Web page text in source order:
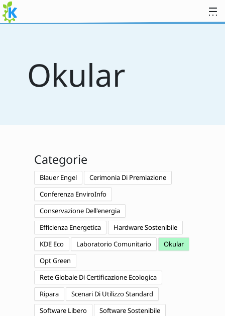
Passa al contenuto
Okular
Categorie
Blauer Engel
Cerimonia Di Premiazione
Conferenza EnviroInfo
Conservazione Dell'energia
Efficienza Energetica
Hardware Sostenibile
KDE Eco
Laboratorio Comunitario
Okular
Opt Green
Rete Globale Di Certificazione Ecologica
Ripara
Scenari Di Utilizzo Standard
Software Libero
Software Sostenibile